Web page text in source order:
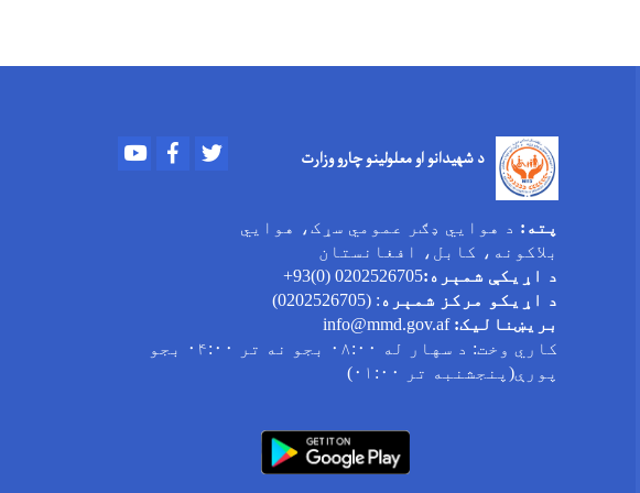
د شهیدانو او معلولینو چارو وزارت Youtube Facebook
پته: د هوایي ډګر عمومي سړک، هوایي
بلاکونه، کابل، افغانستان
د اړیکې شمېره:0202526705 (0)93+
د اړیکو مرکز شمېره : (0202526705)
بریښنالیک:info@mmd.gov.af
کاري وخت
: د سهار له ۰۸:۰۰ بجو نه تر ۰۴:۰۰ بجو
پورې(پنجشنبه تر ۰۱:۰۰)